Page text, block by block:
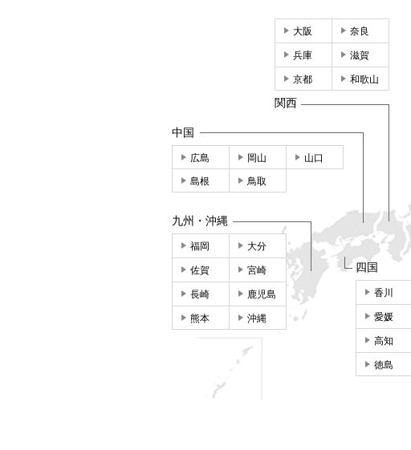
大阪 奈良
兵庫 滋賀
京都 和歌山
関西
中国
広島 岡山 山口
島根 鳥取
四国
香川
愛媛
高知
徳島
九州・沖縄
福岡 大分
佐賀 宮崎
長崎 鹿児島
熊本 沖縄